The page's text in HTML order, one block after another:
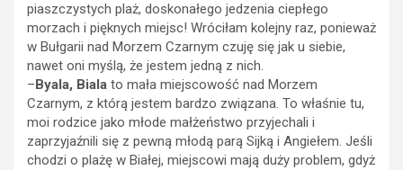
piaszczystych plaż, doskonałego jedzenia ciepłego
morzach i pięknych miejsc! Wróciłam kolejny raz, ponieważ
w Bułgarii nad Morzem Czarnym czuję się jak u siebie,
nawet oni myślą, że jestem jedną z nich.
– Byala, Biala to mała miejscowość nad Morzem
Czarnym, z którą jestem bardzo związana. To właśnie tu,
moi rodzice jako młode małżeństwo przyjechali i
zaprzyjaźnili się z pewną młodą parą Sijką i Angiełem. Jeśli
chodzi o plażę w Białej, miejscowi mają duży problem, gdyż